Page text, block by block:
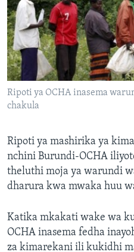
Ripoti ya OCHA inasema
chakula
Ripoti ya mashirika ya
nchini Burundi-OCHA
theluthi moja ya warundi
dharura kwa mwaka huu
Katika mkakati wake wa
OCHA inasema fedha
za kimarekani ili kukidhi